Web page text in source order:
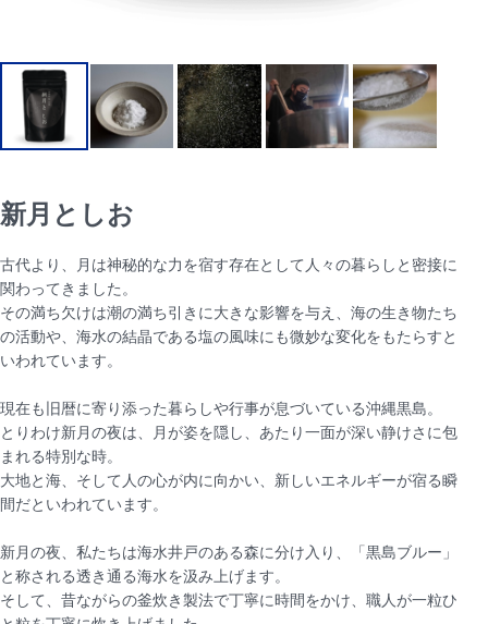
新月としお
古代より、月は神秘的な力を宿す存在として人々の暮らしと密接に
関わってきました。
その満ち欠けは潮の満ち引きに大きな影響を与え、海の生き物たち
の活動や、海水の結晶である塩の風味にも微妙な変化をもたらすと
いわれています。
現在も旧暦に寄り添った暮らしや行事が息づいている沖縄黒島。
とりわけ新月の夜は、月が姿を隠し、あたり一面が深い静けさに包
まれる特別な時。
大地と海、そして人の心が内に向かい、新しいエネルギーが宿る瞬
間だといわれています。
新月の夜、私たちは海水井戸のある森に分け入り、「黒島ブルー」
と称される透き通る海水を汲み上げます。
そして、昔ながらの釜炊き製法で丁寧に時間をかけ、職人が一粒ひ